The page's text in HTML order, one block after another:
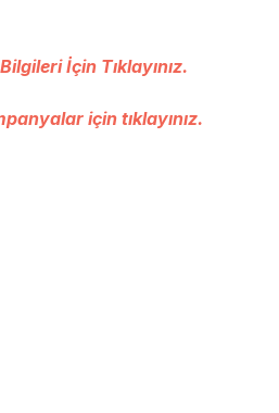
İçin Tıklayınız.
için tıklayınız.